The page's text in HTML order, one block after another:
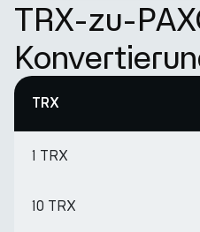
TRX-zu-
TRX
1 TRX
10 TRX